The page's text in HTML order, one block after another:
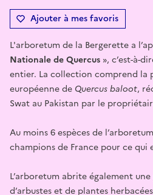
Ajouter à mes favoris
L'arboretum de la Bergerette a
Nationale de Quercus », c’est-à-
entier. La collection comprend
européenne de Quercus baloot,
Swat au Pakistan par le
Au moins 6 espèces de
champions de France pour ce qui
L’arboretum abrite également
d’arbustes et de plantes